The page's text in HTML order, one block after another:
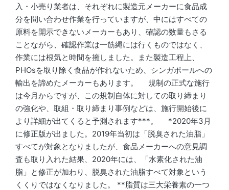
入・小売り業者は、それぞれに製造元メーカーに食品成
分を問い合わせ作業を行っていますが、中にはすべての
原料を開示できないメーカーもあり、確認の数量もさる
ことながら、確認作業は一筋縄には行くものではなく、
作業には根気と時間を擁しました。また製造工程上、
PHOsを取り除く食品が作れないため、シンガポールへの
輸出を諦めたメーカーもあります。 規制の正式な施行
は今月からですが、この規制自体に対しての取り締まり
の強化や、取組・取り締まり事例などは、施行開始後に
より詳細が出てくると予測されます***。 *2020年3月
に修正版が出ました。2019年当初は「脱臭された油脂」
すべてが対象となりましたが、食品メーカーへの意見調
査も取り入れた結果、2020年には、「水素化された油
脂」と修正が加わり、脱臭された油脂すべて対象という
くくりではなくなりました。 **脂質は三大栄養素の一つ